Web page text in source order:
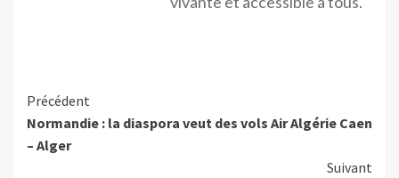
Précédent
Normandie : la diaspora veut des vols Air Algérie Caen
– Alger
Suivant